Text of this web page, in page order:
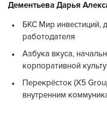
Дементьева Дарья
БКС Мир инвестиций,
работодателя
Азбука вкуса,
корпоративной
Перекрёсток (Х5
внутренним